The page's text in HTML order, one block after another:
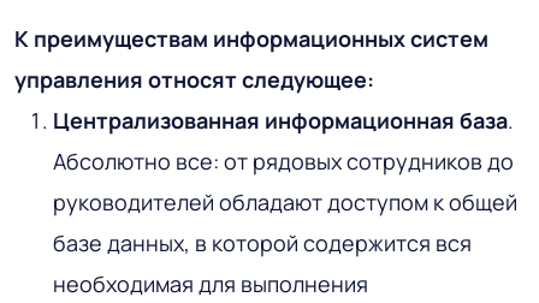
К преимуществам информационных систем
управления относят следующее:
Централизованная информационная база.
Абсолютно все: от рядовых сотрудников до
руководителей обладают доступом к общей
базе данных, в которой содержится вся
необходимая для выполнения